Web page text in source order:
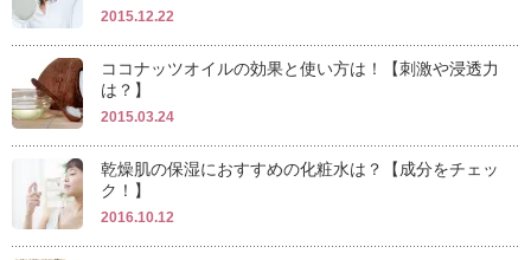
2015.12.22
ココナッツオイルの効果と使い方は！【刺激や浸透力
は？】
2015.03.24
乾燥肌の保湿におすすめの化粧水は？【成分をチェッ
ク！】
2016.10.12